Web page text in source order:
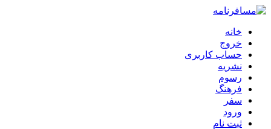
خانه
خروج
حساب کاربری
نشریه
رسوم
فرهنگ
سفر
ورود
ثبت نام